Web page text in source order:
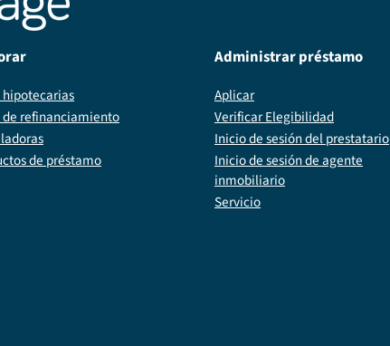
hipotecarias
de refinanciamiento
de préstamo
Administrar préstamo
Aplicar
Verificar Elegibilidad
Inicio de sesión del prestatario
Inicio de sesión de agente
inmobiliario
Servicio